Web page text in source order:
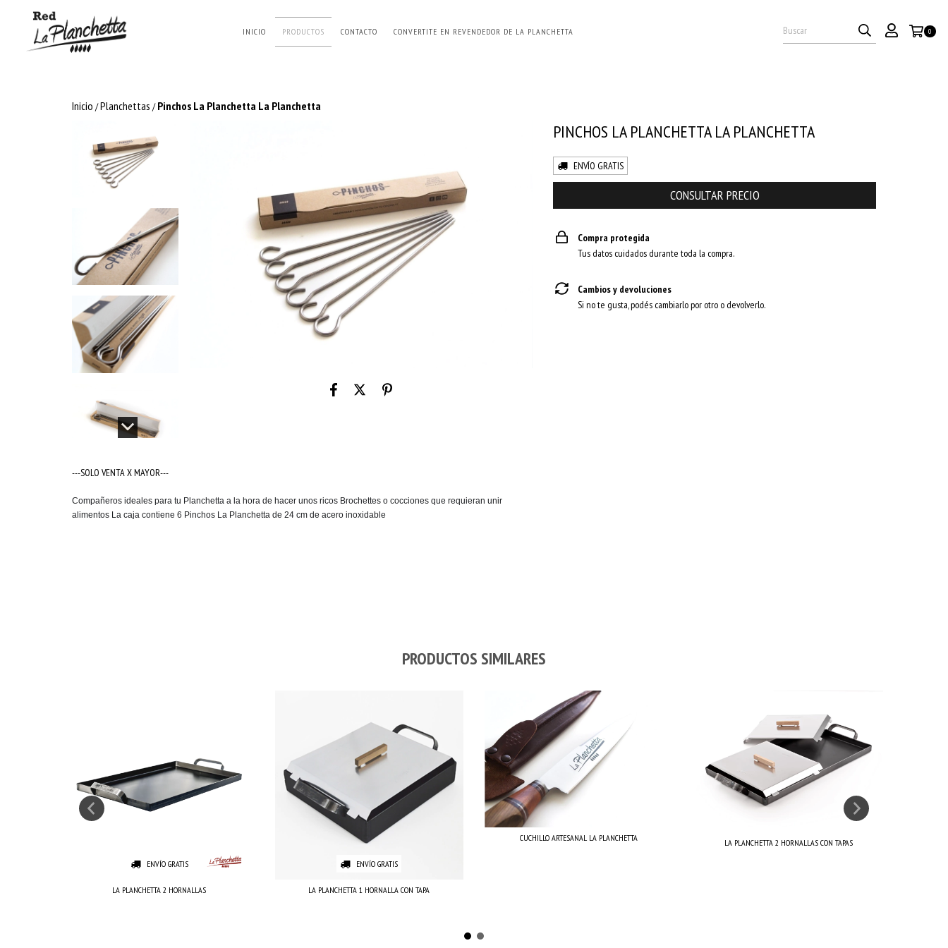
INICIO PRODUCTOS CONTACTO CONVERTITE EN REVENDEDOR DE LA PLANCHETTA 0
Inicio /Planchettas / Pinchos La Planchetta La Planchetta
---SOLO VENTA X MAYOR---
Compañeros ideales para tu Planchetta a la hora de hacer unos ricos Brochettes o cocciones que requieran unir
alimentos La caja contiene 6 Pinchos La Planchetta de 24 cm de acero inoxidable
PINCHOS LA PLANCHETTA LA PLANCHETTA
ENVÍO GRATIS
Compra protegida
Tus datos cuidados durante toda la compra.
Cambios y devoluciones
Si no te gusta, podés cambiarlo por otro o devolverlo.
PRODUCTOS SIMILARES
ENVÍO GRATIS
LA PLANCHETTA 2 HORNALLAS
ENVÍO GRATIS
LA PLANCHETTA 1 HORNALLA CON TAPA
CUCHILLO ARTESANAL LA PLANCHETTA LA PLANCHETTA 2 HORNALLAS CON TAPAS